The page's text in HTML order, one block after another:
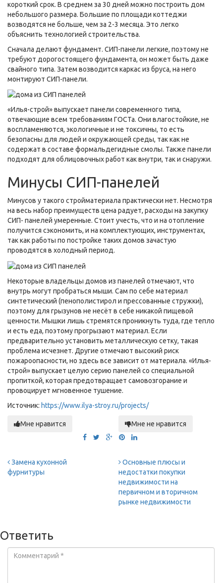
короткий срок. В среднем за 30 дней можно построить дом
небольшого размера. Большие по площади коттеджи
возводятся не больше, чем за 2-3 месяца. Это легко
объяснить технологией строительства.
Сначала делают фундамент. СИП-панели легкие, поэтому не
требуют дорогостоящего фундамента, он может быть даже
свайного типа. Затем возводится каркас из бруса, на него
монтируют СИП-панели.
«Илья-строй» выпускает панели современного типа,
отвечающие всем требованиям ГОСТа. Они влагостойкие, не
воспламеняются, экологичные и не токсичны, то есть
безопасны для людей и окружающей среды, так как не
содержат в составе формальдегидные смолы. Также панели
подходят для облицовочных работ как внутри, так и снаружи.
Минусы СИП-панелей
Минусов у такого стройматериала практически нет. Несмотря
на весь набор преимуществ цена радует, расходы на закупку
СИП- панелей умеренные. Стоит учесть, что и на отопление
получится сэкономить, и на комплектующих, инструментах,
так как работы по постройке таких домов зачастую
проводятся в холодный период.
Некоторые владельцы домов из панелей отмечают, что
внутрь могут пробраться мыши. Сам по себе материал
синтетический (пенополистирол и прессованные стружки),
поэтому для грызунов не несёт в себе никакой пищевой
ценности. Мышки лишь стремятся проникнуть туда, где тепло
и есть еда, поэтому прогрызают материал. Если
предварительно установить металлическую сетку, такая
проблема исчезнет. Другие отмечают высокий риск
пожароопасности, но здесь все зависит от материала. «Илья-
строй» выпускает целую серию панелей со специальной
пропиткой, которая предотвращает самовозгорание и
провоцирует мгновенное тушение.
Источник: https://www.ilya-stroy.ru/projects/
Мне нравится Мне не нравится
Замена кухонной
фурнитуры
Основные плюсы и
недостатки покупки
недвижимости на
первичном и вторичном
рынке недвижимости
Ответить